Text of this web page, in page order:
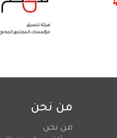
من نحن
من نحن